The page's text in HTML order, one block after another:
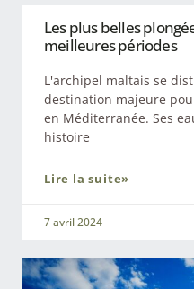
Les plus belles
meilleures périodes
L'archipel maltais se
destination majeure
en Méditerranée. Ses
histoire
Lire la suite»
7 avril 2024